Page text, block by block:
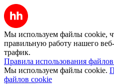
Мы используем файлы cookie,
правильную работу нашего
трафик.
Правила использования
Мы используем файлы cookie.
файлов cookie